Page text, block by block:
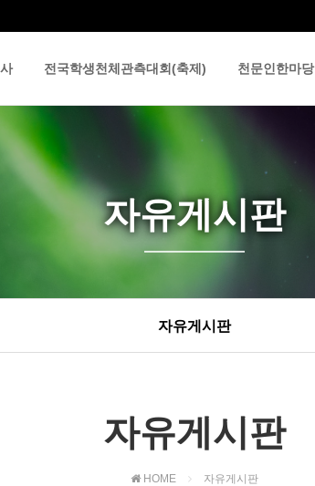
전국학생천체관측대회(축제) 천문인한마당
자유게시판
자유게시판
자유게시판
HOME 자유게시판